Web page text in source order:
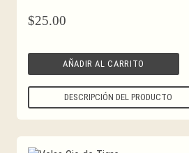
$25.00
AÑADIR AL CARRITO
DESCRIPCIÓN DEL PRODUCTO